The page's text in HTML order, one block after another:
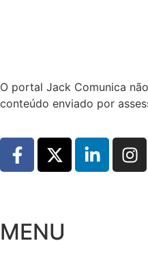
O portal Jack Comunica
conteúdo enviado por
MENU